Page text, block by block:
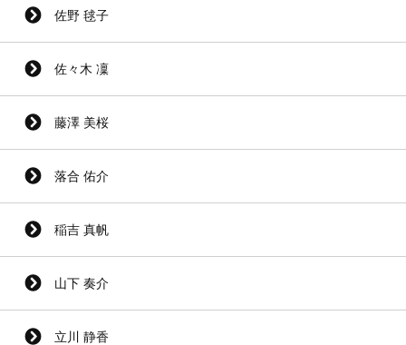
佐野 毬子
佐々木 凜
藤澤 美桜
落合 佑介
稲吉 真帆
山下 奏介
立川 静香